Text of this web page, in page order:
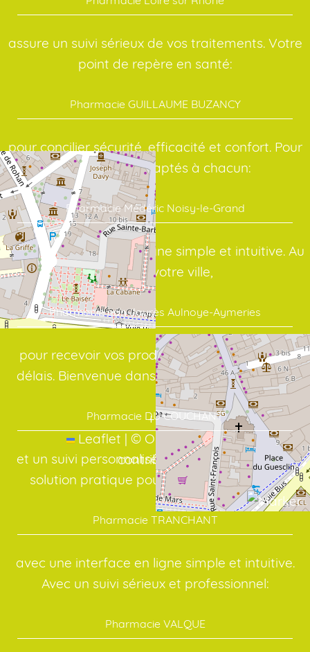
+−
Leaflet | © OpenStreetMap
contributors
assure un suivi sérieux de vos traitements. Votre
point de repère en santé:
Pharmacie GUILLAUME BUZANCY
pour concilier sécurité, efficacité et confort. Pour
des conseils adaptés à chacun:
Pharmacie Médéric Noisy-le-Grand
avec une interface en ligne simple et intuitive. Au
cœur de votre ville,
Pharmacie ean Jaurès Aulnoye-Aymeries
pour recevoir vos produits dans les meilleurs
délais. Bienvenue dans votre officine en ligne:
Pharmacie DU COUCHANT
et un suivi personnalisé, même à distance. La
solution pratique pour vos médicaments:
Pharmacie TRANCHANT
avec une interface en ligne simple et intuitive.
Avec un suivi sérieux et professionnel:
Pharmacie VALQUE